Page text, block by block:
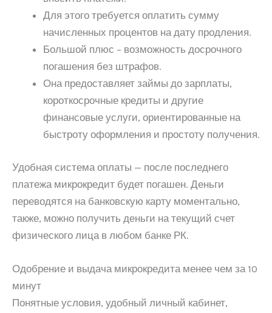
Для этого требуется оплатить сумму
начисленных процентов на дату продления.
Большой плюс – возможность досрочного
погашения без штрафов.
Она предоставляет займы до зарплаты,
короткосрочные кредиты и другие
финансовые услуги, ориентированные на
быстроту оформления и простоту получения.
Удобная система оплаты — после последнего
платежа микрокредит будет погашен. Деньги
переводятся на банковскую карту моментально,
также, можно получить деньги на текущий счет
физического лица в любом банке РК.
Одобрение и выдача микрокредита менее чем за 10
минут
Понятные условия, удобный личный кабинет,